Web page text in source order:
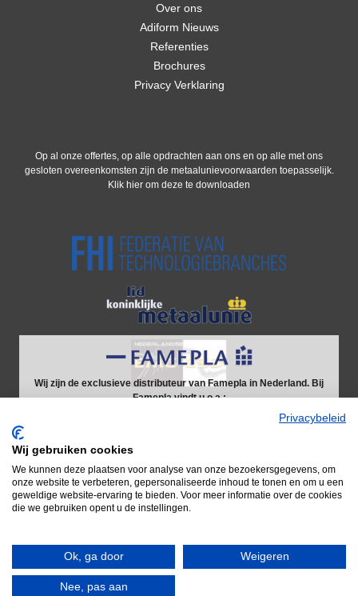
Over ons
Adiform Nieuws
Referenties
Brochures
Privacy Verklaring
Op al onze offertes, op alle opdrachten aan ons en op alle met ons
gesloten overeenkomsten zijn de metaalunievoorwaarden toepasselijk.
Klik hier om deze te downloaden
Wij zijn de exclusieve distributeur van Famepla in Nederland. Bij
Famepla vindt u o.a.:
Door naar Famepla
© 2026 Adiform B.V.
Waar kunnen we u mee van dienst zijn?
Privacybeleid
Wij gebruiken cookies
We kunnen deze plaatsen voor analyse van onze bezoekersgegevens, om
onze website te verbeteren, gepersonaliseerde inhoud te tonen en om u een
geweldige website-ervaring te bieden. Voor meer informatie over de cookies
die we gebruiken opent u de instellingen.
Ok, ga door Weigeren
Nee, pas aan